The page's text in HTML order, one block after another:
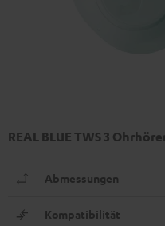
REAL BLUE TWS 3
Abmessungen
Kompatibilität